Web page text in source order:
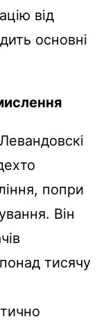
від
основні
попри
Він
тисячу